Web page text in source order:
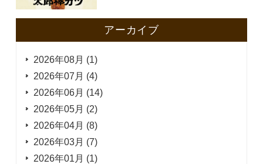
アーカイブ
2026年08月 (1)
2026年07月 (4)
2026年06月 (14)
2026年05月 (2)
2026年04月 (8)
2026年03月 (7)
2026年01月 (1)